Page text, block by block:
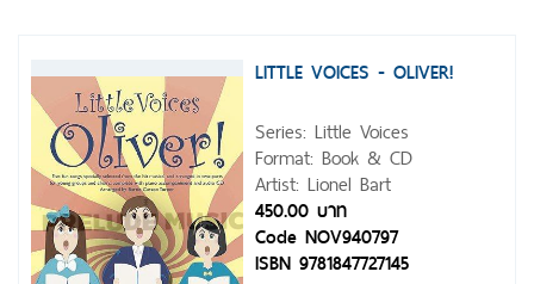
LITTLE VOICES - OLIVER!
Series: Little Voices
Format: Book & CD
Artist: Lionel Bart
450.00 บาท
Code NOV940797
ISBN 9781847727145